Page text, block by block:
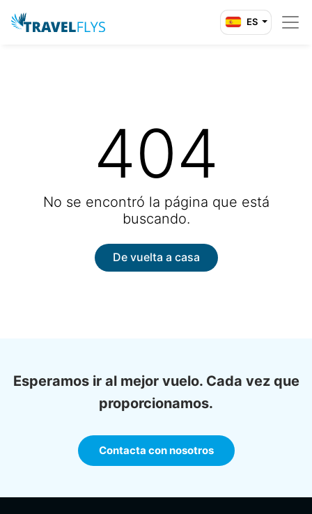
ES
404
No se encontró la página que está
buscando.
De vuelta a casa
Esperamos ir al mejor vuelo. Cada vez que
proporcionamos.
Contacta con nosotros